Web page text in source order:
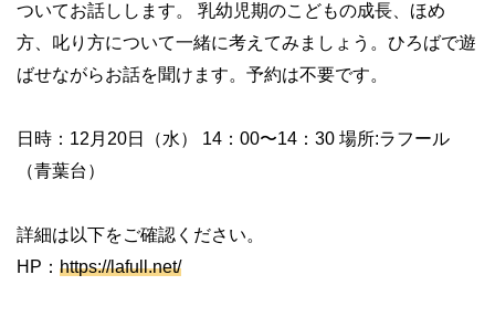
ついてお話しします。 乳幼児期のこどもの成長、ほめ
方、叱り方について一緒に考えてみましょう。ひろばで遊
ばせながらお話を聞けます。予約は不要です。
日時：12月20日（水） 14：00〜14：30 場所:ラフール
（青葉台）
詳細は以下をご確認ください。
HP： https://lafull.net/